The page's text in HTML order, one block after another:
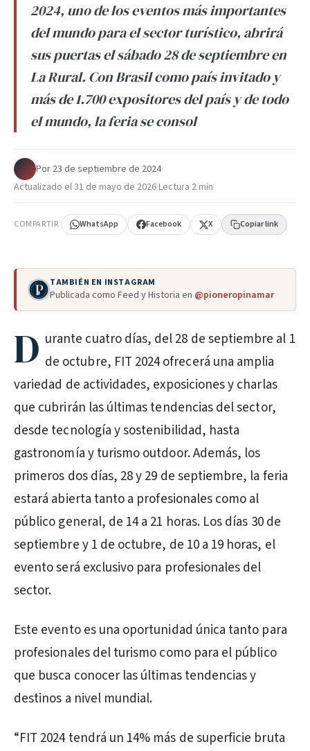
2024, uno de los eventos más importantes
del mundo para el sector turístico, abrirá
sus puertas el sábado 28 de septiembre en
La Rural. Con Brasil como país invitado y
más de 1.700 expositores del país y de todo
el mundo, la feria se consol
Por·23 de septiembre de 2024·
Actualizado el31 de mayo de 2026·Lectura 2 min
COMPARTIR WhatsApp Facebook X Copiar link
TAMBIÉN EN INSTAGRAM
Publicada como Feed y Historia en @pioneropinamar
D urante cuatro días, del 28 de septiembre al 1
de octubre, FIT 2024 ofrecerá una amplia
variedad de actividades, exposiciones y charlas
que cubrirán las últimas tendencias del sector,
desde tecnología y sostenibilidad, hasta
gastronomía y turismo outdoor. Además, los
primeros dos días, 28 y 29 de septiembre, la feria
estará abierta tanto a profesionales como al
público general, de 14 a 21 horas. Los días 30 de
septiembre y 1 de octubre, de 10 a 19 horas, el
evento será exclusivo para profesionales del
sector.
Este evento es una oportunidad única tanto para
profesionales del turismo como para el público
que busca conocer las últimas tendencias y
destinos a nivel mundial.
“FIT 2024 tendrá un 14% más de superficie bruta